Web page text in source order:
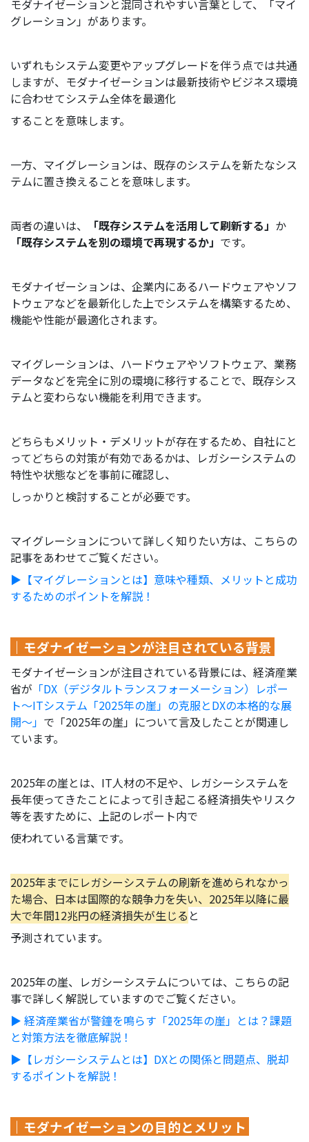
モダナイゼーションと混同されやすい言葉として、「マイ
グレーション」があります。
いずれもシステム変更やアップグレードを伴う点では共通
しますが、モダナイゼーションは最新技術やビジネス環境
に合わせてシステム全体を最適化
することを意味します。
一方、マイグレーションは、既存のシステムを新たなシス
テムに置き換えることを意味します。
両者の違いは、 「既存システムを活用して刷新する」 か
「既存システムを別の環境で再現するか」 です。
モダナイゼーションは、企業内にあるハードウェアやソフ
トウェアなどを最新化した上でシステムを構築するため、
機能や性能が最適化されます。
マイグレーションは、ハードウェアやソフトウェア、業務
データなどを完全に別の環境に移行することで、既存シス
テムと変わらない機能を利用できます。
どちらもメリット・デメリットが存在するため、自社にと
ってどちらの対策が有効であるかは、レガシーシステムの
特性や状態などを事前に確認し、
しっかりと検討することが必要です。
マイグレーションについて詳しく知りたい方は、こちらの
記事をあわせてご覧ください。
▶︎【マイグレーションとは】意味や種類、メリットと成功
するためのポイントを解説！
｜モダナイゼーションが注目されている背景
モダナイゼーションが注目されている背景には、経済産業
省が 「DX（デジタルトランスフォーメーション）レポー
ト～ITシステム「2025年の崖」の克服とDXの本格的な展
開～」 で「2025年の崖」について言及したことが関連し
ています。
2025年の崖とは、IT人材の不足や、レガシーシステムを
長年使ってきたことによって引き起こる経済損失やリスク
等を表すために、上記のレポート内で
使われている言葉です。
2025年までにレガシーシステムの刷新を進められなかっ
た場合、日本は国際的な競争力を失い、2025年以降に最
大で年間12兆円の経済損失が生じる と
予測されています。
2025年の崖、レガシーシステムについては、こちらの記
事で詳しく解説していますのでご覧ください。
▶︎ 経済産業省が警鐘を鳴らす「2025年の崖」とは？課題
と対策方法を徹底解説！
▶︎【レガシーシステムとは】DXとの関係と問題点、脱却
するポイントを解説！
｜モダナイゼーションの目的とメリット